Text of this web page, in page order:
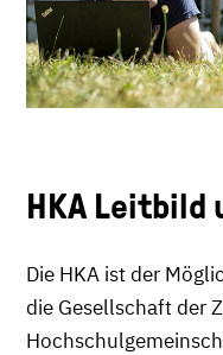
HKA Leitbild
Die HKA ist der
die Gesellschaft der